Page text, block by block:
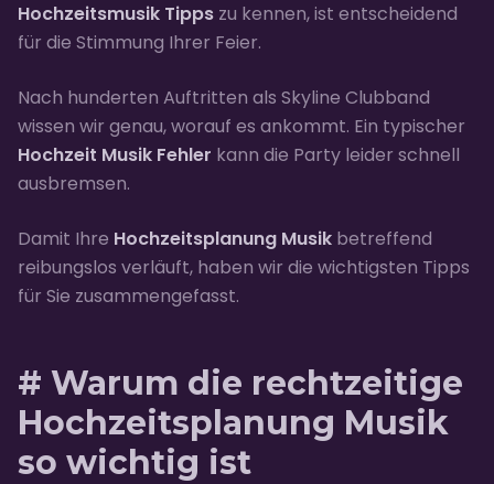
Hochzeitsmusik Tipps zu kennen, ist entscheidend
für die Stimmung Ihrer Feier.
Nach hunderten Auftritten als Skyline Clubband
wissen wir genau, worauf es ankommt. Ein typischer
Hochzeit Musik Fehler kann die Party leider schnell
ausbremsen.
Damit Ihre Hochzeitsplanung Musik betreffend
reibungslos verläuft, haben wir die wichtigsten Tipps
für Sie zusammengefasst.
# Warum die rechtzeitige
Hochzeitsplanung Musik
so wichtig ist